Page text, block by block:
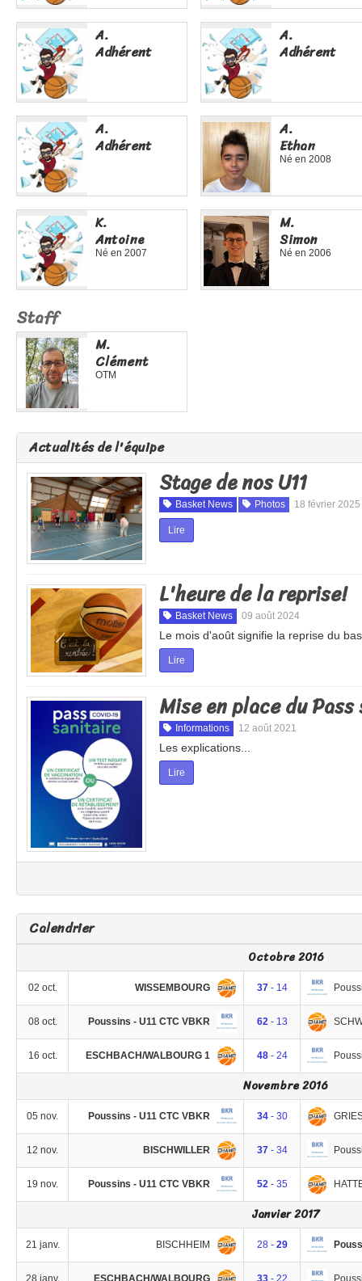
A.
Adhérent
A.
Adhérent
A.
Adhérent
A.
Ethan
Né en 2008
K.
Antoine
Né en 2007
M.
Simon
Né en 2006
Staff
M.
Clément
OTM
Actualités de l'équipe
Stage de nos U11
Basket News Photos 18 février 2025
Lire
L'heure de la reprise!
Basket News 09 août 2024
Le mois d'août signifie la reprise du
Lire
Mise en place du
Informations 12 août 2021
Les explications...
Lire
Calendrier
Octobre 2016
02 oct. WISSEMBOURG 37- 14
08 oct. Poussins - U11 CTC VBKR 62- 13
16 oct. ESCHBACH/WALBOURG 1 48- 24
Novembre 2016
05 nov. Poussins - U11 CTC VBKR 34- 30
12 nov. BISCHWILLER 37- 34
19 nov. Poussins - U11 CTC VBKR 52- 35
Janvier 2017
21 janv. BISCHHEIM 28 - 29
ESCHBACH/WALBOURG